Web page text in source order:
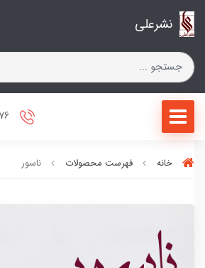
نشرعلی
خانه فهرست محصولات ناسور